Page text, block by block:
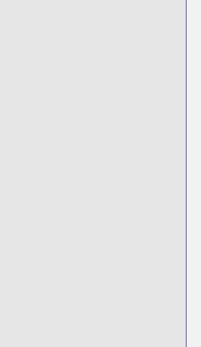
57385
manga/https://
208800/list
hirano-and-kagiura-